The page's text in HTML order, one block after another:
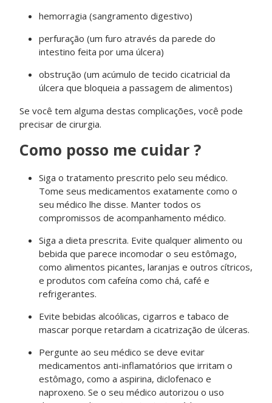
hemorragia (sangramento digestivo)
perfuração (um furo através da parede do
intestino feita por uma úlcera)
obstrução (um acúmulo de tecido cicatricial da
úlcera que bloqueia a passagem de alimentos)
Se você tem alguma destas complicações, você pode
precisar de cirurgia.
Como posso me cuidar ?
Siga o tratamento prescrito pelo seu médico.
Tome seus medicamentos exatamente como o
seu médico lhe disse. Manter todos os
compromissos de acompanhamento médico.
Siga a dieta prescrita. Evite qualquer alimento ou
bebida que parece incomodar o seu estômago,
como alimentos picantes, laranjas e outros cítricos,
e produtos com cafeína como chá, café e
refrigerantes.
Evite bebidas alcoólicas, cigarros e tabaco de
mascar porque retardam a cicatrização de úlceras.
Pergunte ao seu médico se deve evitar
medicamentos anti-inflamatórios que irritam o
estômago, como a aspirina, diclofenaco e
naproxeno. Se o seu médico autorizou o uso